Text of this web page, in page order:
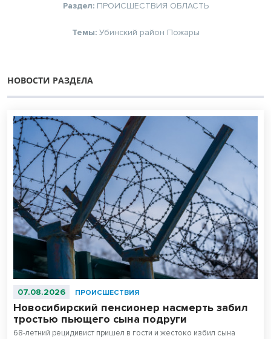
Раздел: ПРОИСШЕСТВИЯ ОБЛАСТЬ
Темы: Убинский район Пожары
НОВОСТИ РАЗДЕЛА
07.08.2026 ПРОИСШЕСТВИЯ
Новосибирский пенсионер насмерть забил
тростью пьющего сына подруги
68-летний рецидивист пришел в гости и жестоко избил сына